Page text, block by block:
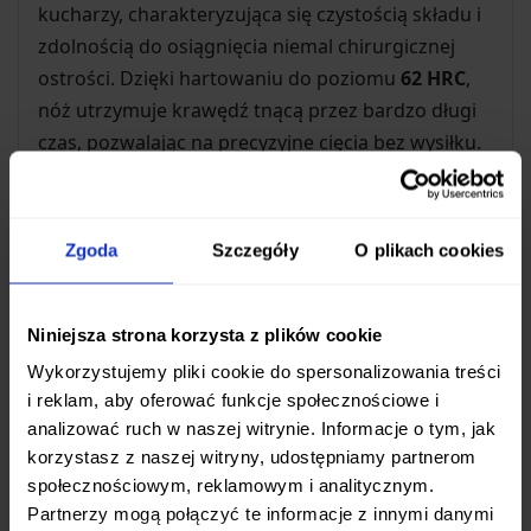
Zgoda Szczegóły O plikach cookies
Niniejsza strona korzysta z plików cookie
Wykorzystujemy pliki cookie do spersonalizowania treści
i reklam, aby oferować funkcje społecznościowe i
analizować ruch w naszej witrynie. Informacje o tym, jak
korzystasz z naszej witryny, udostępniamy partnerom
społecznościowym, reklamowym i analitycznym.
Partnerzy mogą połączyć te informacje z innymi danymi
kucharzy, charakteryzująca się czystością składu i
zdolnością do osiągnięcia niemal chirurgicznej
ostrości. Dzięki hartowaniu do poziomu 62 HRC,
nóż utrzymuje krawędź tnącą przez bardzo długi
czas, pozwalając na precyzyjne cięcia bez wysiłku.
Wykończenie Tsuchime – Połączenie
Ostrze zostało wykończone w technice
wgłębienia na powierzchni bocznej nie tylko
nadają nożowi unikalny, rustykalny wygląd, ale
pełnią ważną funkcję praktyczną – tworzą
poduszki powietrzne, które zapobiegają
przywieraniu krojonych produktów do ostrza.
Rdzeń jest chroniony przezpowłokę SUS-405 clad